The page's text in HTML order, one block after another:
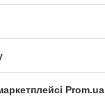
Prom.ua